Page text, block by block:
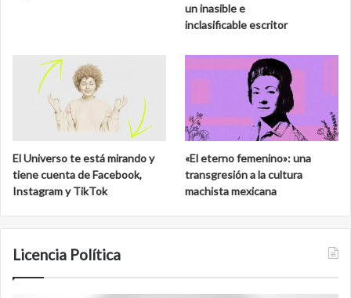
un inasible e
inclasificable escritor
El Universo te está mirando y
tiene cuenta de Facebook,
Instagram y TikTok
«El eterno femenino»: una
transgresión a la cultura
machista mexicana
Licencia Política